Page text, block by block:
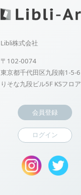
Libli株式会社
〒102-0074
東京都千代田区九段南1-5-6
りそな九段ビル5F KSフロア
会員登録
ログイン